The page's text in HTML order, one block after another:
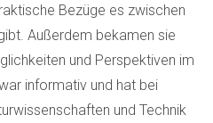
Bezüge es zwischen
Außerdem bekamen sie
und Perspektiven im
informativ und hat bei
und Technik